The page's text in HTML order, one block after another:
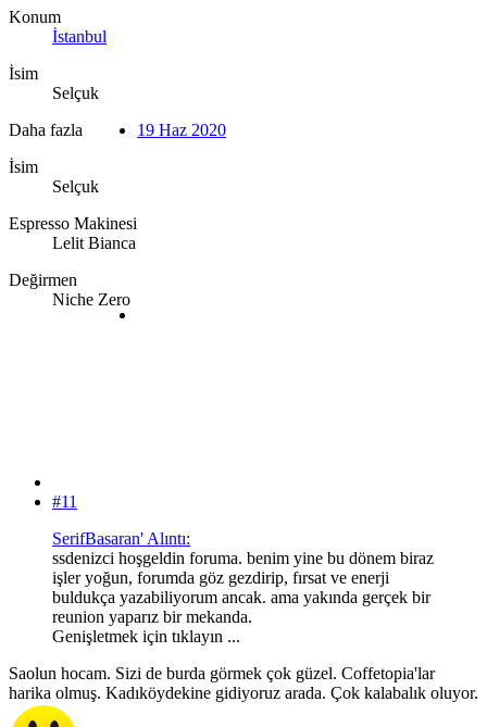
Konum
İstanbul
İsim
Selçuk
Daha fazla
İsim
Selçuk
Espresso Makinesi
Lelit Bianca
Değirmen
Niche Zero
19 Haz 2020
#11
SerifBasaran' Alıntı:
ssdenizci hoşgeldin foruma. benim yine bu dönem biraz
işler yoğun, forumda göz gezdirip, fırsat ve enerji
buldukça yazabiliyorum ancak. ama yakında gerçek bir
reunion yaparız bir mekanda.
Genişletmek için tıklayın ...
Saolun hocam. Sizi de burda görmek çok güzel. Coffetopia'lar
harika olmuş. Kadıköydekine gidiyoruz arada. Çok kalabalık oluyor.